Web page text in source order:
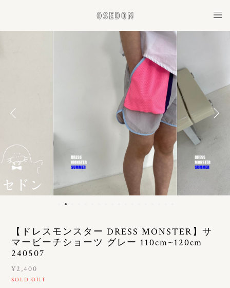
【ドレスモンスター DRESS MONSTER】サ
マービーチショーツ グレー 110cm~120cm
240507
¥2,400
SOLD OUT